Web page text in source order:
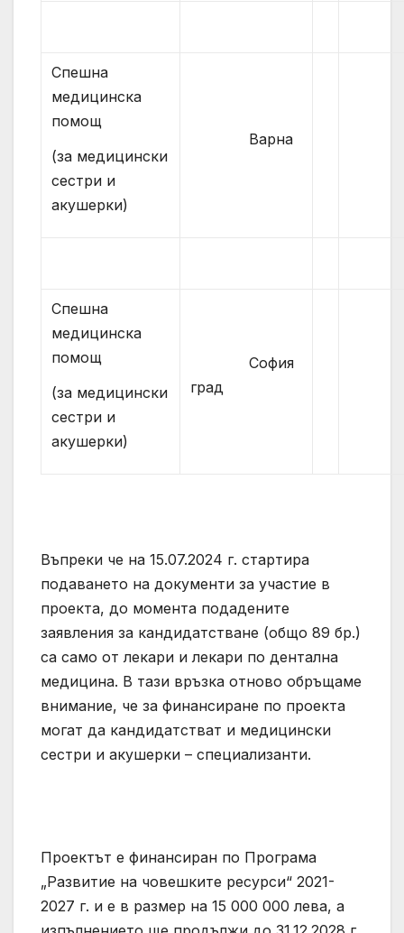
Спешна
медицинска
помощ
(за медицински
сестри и
акушерки)
Варна
Спешна
медицинска
помощ
(за медицински
сестри и
акушерки)
София
град
Въпреки че на 15.07.2024 г. стартира
подаването на документи за участие в
проекта, до момента подадените
заявления за кандидатстване (общо 89 бр.)
са само от лекари и лекари по дентална
медицина. В тази връзка отново обръщаме
внимание, че за финансиране по проекта
могат да кандидатстват и медицински
сестри и акушерки – специализанти.
Проектът е финансиран по Програма
„Развитие на човешките ресурси“ 2021-
2027 г. и е в размер на 15 000 000 лева, а